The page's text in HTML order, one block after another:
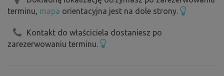
terminu, mapa orientacyjna jest na dole strony.
Kontakt do właściciela dostaniesz po
zarezerwowaniu terminu.